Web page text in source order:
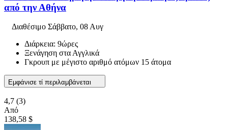
από την Αθήνα
Διαθέσιμο Σάββατο, 08 Αυγ
Διάρκεια: 9ώρες
Ξενάγηση στα Αγγλικά
Γκρουπ με μέγιστο αριθμό ατόμων 15 άτομα
Εμφάνισε τί περιλαμβάνεται
4,7 (3)
Από
138,58 $